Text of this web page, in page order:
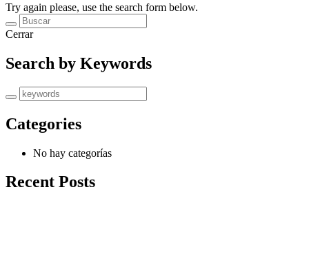
Try again please, use the search form below.
Cerrar
Search by Keywords
Categories
No hay categorías
Recent Posts